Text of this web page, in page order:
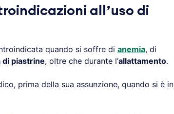
all’uso di
quando si soffre di anemia, di
di piastrine, oltre che durante l’allattamento.
prima della sua assunzione, quando si è in